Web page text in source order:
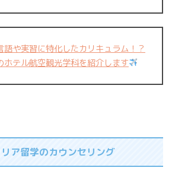
語や実習に特化したカリキュラム！？
ホテル航空観光学科を紹介します
ア留学のカウンセリング